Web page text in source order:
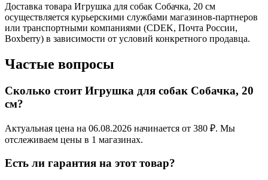
Доставка товара Игрушка для собак Собачка, 20 см
осуществляется курьерскими службами магазинов-партнеров
или транспортными компаниями (CDEK, Почта России,
Boxberry) в зависимости от условий конкретного продавца.
Частые вопросы
Сколько стоит Игрушка для собак Собачка, 20
см?
Актуальная цена на 06.08.2026 начинается от 380 ₽. Мы
отслеживаем цены в 1 магазинах.
Есть ли гарантия на этот товар?